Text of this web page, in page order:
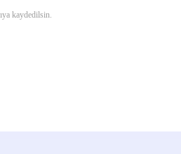
kaydedilsin.